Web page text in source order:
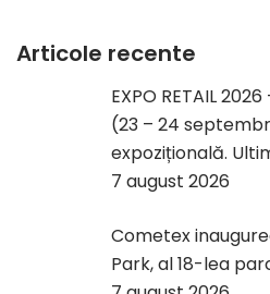
Articole recente
EXPO RETAIL
(23 – 24
expozițională.
7 august 2026
Cometex
Park, al 18-lea